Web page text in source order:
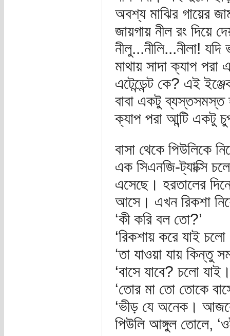
অবশ্য মাঝির গায়ের
জায়গায় নীল রং দিয়ে
নীলু...নীলি...নীলা!
মাথায় সাদা ক্যাপ পরা
এটেন্ডেন্ট কে? এই
বাবা একটু ব্যস্তসমস্ত
ক্যাপ পরা আন্টি একটু
বাসা থেকে পিউলিকে
এক সিএনজি-ট্যাক্সি
এসেছে। হরতালের
আসে। এখন রিকশা
‘কী করি বল তো?’
‘রিকশায় করে যাই
‘তা যাওয়া যায় কিন্তু
‘বাসে যাবে? চলো
‘তোর মা তো তোকে
‘ভীড় যে অনেক।
পিউলি আঙ্গুল তোলে,